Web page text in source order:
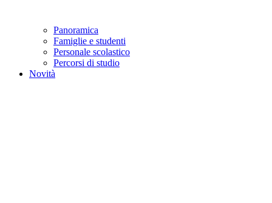
Panoramica
Famiglie e studenti
Personale scolastico
Percorsi di studio
Novità